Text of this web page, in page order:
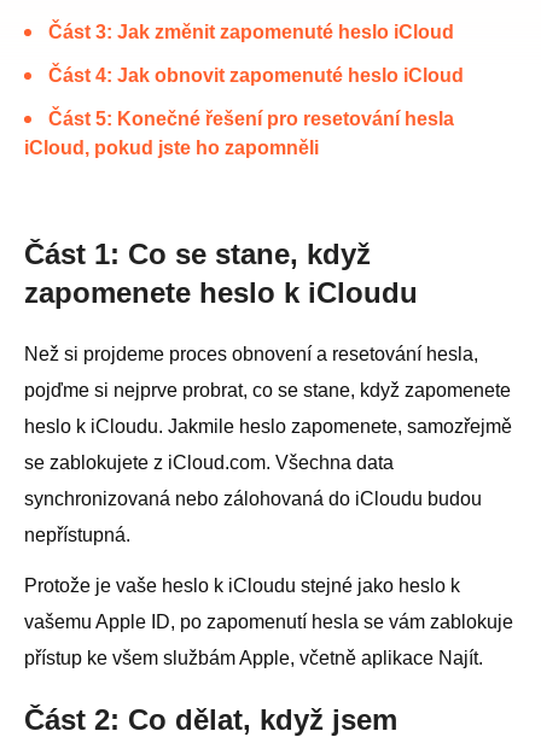
Část 3: Jak změnit zapomenuté heslo iCloud
Část 4: Jak obnovit zapomenuté heslo iCloud
Část 5: Konečné řešení pro resetování hesla
iCloud, pokud jste ho zapomněli
Část 1: Co se stane, když
zapomenete heslo k iCloudu
Než si projdeme proces obnovení a resetování hesla,
pojďme si nejprve probrat, co se stane, když zapomenete
heslo k iCloudu. Jakmile heslo zapomenete, samozřejmě
se zablokujete z iCloud.com. Všechna data
synchronizovaná nebo zálohovaná do iCloudu budou
nepřístupná.
Protože je vaše heslo k iCloudu stejné jako heslo k
vašemu Apple ID, po zapomenutí hesla se vám zablokuje
přístup ke všem službám Apple, včetně aplikace Najít.
Část 2: Co dělat, když jsem